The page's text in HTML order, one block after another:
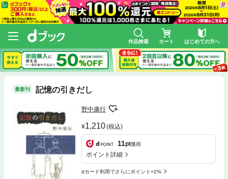
作品検索 カート はじめての方へ
最新刊 記憶の引きだし
野中康行
1,210(税込)
11pt獲得
ポイント詳細
dカード利用でさらにポイント+2%